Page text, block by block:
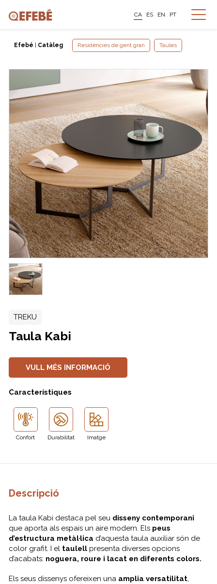
CA ES EN PT
Efebé Catàleg Residències de gent gran Taules
TREKU
Taula Kabi
VULL MÉS INFORMACIÓ
Característiques
Confort Durabilitat Imatge
Descripció
La taula Kabi destaca pel seu disseny contemporani
que aporta als espais un aire modern. Els peus
d’estructura metàl·lica d’aquesta taula auxiliar són de
color grafit. I el taulellpresenta diverses opcions
d’acabats: noguera, roure i lacat en diferents colors.
Els seus dissenys ofereixen una amplia versatilitat,